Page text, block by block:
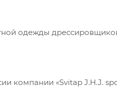
одежды
компании «Svitap J.H.J.